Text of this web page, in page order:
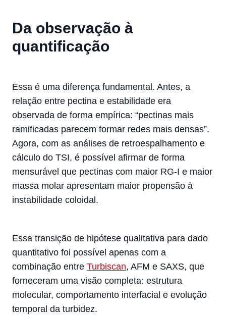
Da observação à
quantificação
Essa é uma diferença fundamental. Antes, a
relação entre pectina e estabilidade era
observada de forma empírica: “pectinas mais
ramificadas parecem formar redes mais densas”.
Agora, com as análises de retroespalhamento e
cálculo do TSI, é possível afirmar de forma
mensurável que pectinas com maior RG-I e maior
massa molar apresentam maior propensão à
instabilidade coloidal.
Essa transição de hipótese qualitativa para dado
quantitativo foi possível apenas com a
combinação entre Turbiscan, AFM e SAXS, que
forneceram uma visão completa: estrutura
molecular, comportamento interfacial e evolução
temporal da turbidez.